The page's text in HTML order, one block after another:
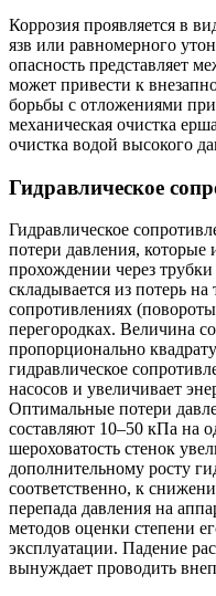
Коррозия проявляется в
язв или равномерного
опасность представляет
может привести к
борьбы с отложениями
механическая очистка
очистка водой высокого
Гидравлическое
Гидравлическое
потери давления, которые
прохождении через
складывается из потерь
сопротивлениях
перегородках. Величина
пропорционально
гидравлическое
насосов и увеличивает
Оптимальные потери
составляют 10–50 кПа на
шероховатость стенок
дополнительному росту
соответственно, к
перепада давления на
методов оценки степени
эксплуатации. Падение
вынуждает проводить